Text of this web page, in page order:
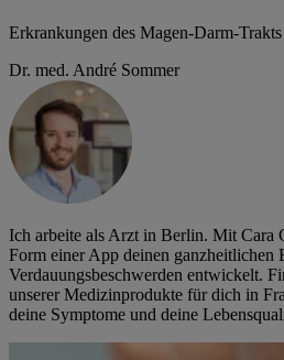
Erkrankungen des Magen-Darm-Trakts
Dr. med. André Sommer
Ich arbeite als Arzt in Berlin. Mit Cara
Form einer App deinen ganzheitlichen
Verdauungsbeschwerden entwickelt.
unserer Medizinprodukte für dich in
deine Symptome und deine